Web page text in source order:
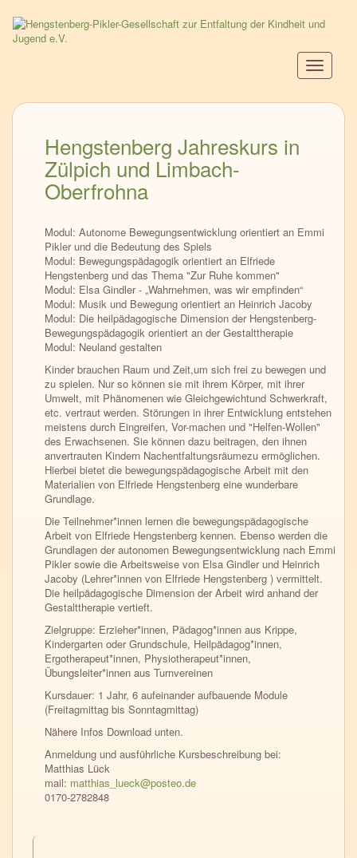
Direkt
zum
Hengstenberg Jahreskurs in
Zülpich und Limbach-
Oberfrohna
Modul: Autonome Bewegungsentwicklung orientiert an Emmi
Pikler und die Bedeutung des Spiels
Modul: Bewegungspädagogik orientiert an Elfriede
Hengstenberg und das Thema "Zur Ruhe kommen"
Modul: Elsa Gindler - „Wahrnehmen, was wir empfinden“
Modul: Musik und Bewegung orientiert an Heinrich Jacoby
Modul: Die heilpädagogische Dimension der Hengstenberg-
Bewegungspädagogik orientiert an der Gestalttherapie
Modul: Neuland gestalten
Kinder brauchen Raum und Zeit,um sich frei zu bewegen und
zu spielen. Nur so können sie mit ihrem Körper, mit ihrer
Umwelt, mit Phänomenen wie Gleichgewichtund Schwerkraft,
etc. vertraut werden. Störungen in ihrer Entwicklung entstehen
meistens durch Eingreifen, Vor-machen und "Helfen-Wollen"
des Erwachsenen. Sie können dazu beitragen, den ihnen
anvertrauten Kindern Nachentfaltungsräumezu ermöglichen.
Hierbei bietet die bewegungspädagogische Arbeit mit den
Materialien von Elfriede Hengstenberg eine wunderbare
Grundlage.
Die Teilnehmer*innen lernen die bewegungspädagogische
Arbeit von Elfriede Hengstenberg kennen. Ebenso werden die
Grundlagen der autonomen Bewegungsentwicklung nach Emmi
Pikler sowie die Arbeitsweise von Elsa Gindler und Heinrich
Jacoby (Lehrer*innen von Elfriede Hengstenberg ) vermittelt.
Die heilpädagogische Dimension der Arbeit wird anhand der
Gestalttherapie vertieft.
Zielgruppe: Erzieher*innen, Pädagog*innen aus Krippe,
Kindergarten oder Grundschule, Heilpädagog*innen,
Ergotherapeut*innen, Physiotherapeut*innen,
Übungsleiter*innen aus Turnvereinen
Kursdauer: 1 Jahr, 6 aufeinander aufbauende Module
(Freitagmittag bis Sonntagmittag)
Nähere Infos Download unten.
Anmeldung und ausführliche Kursbeschreibung bei:
Matthias Lück
mail: matthias_lueck@posteo.de
0170-2782848